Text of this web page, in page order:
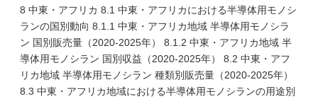
8 中東・アフリカ 8.1 中東・アフリカにおける半導体用モノシ
ランの国別動向 8.1.1 中東・アフリカ地域 半導体用モノシラ
ン 国別販売量（2020-2025年） 8.1.2 中東・アフリカ地域 半
導体用モノシラン 国別収益（2020-2025年） 8.2 中東・アフ
リカ地域 半導体用モノシラン 種類別販売量（2020-2025年）
8.3 中東・アフリカ地域における半導体用モノシランの用途別